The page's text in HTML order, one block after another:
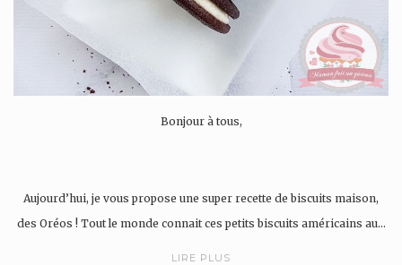
Bonjour à tous,
Aujourd’hui, je vous propose une super recette de biscuits maison,
des Oréos ! Tout le monde connait ces petits biscuits américains au…
LIRE PLUS